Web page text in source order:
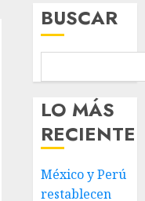
BUSCAR
LO MÁS
RECIENTE
México y Perú
restablecen